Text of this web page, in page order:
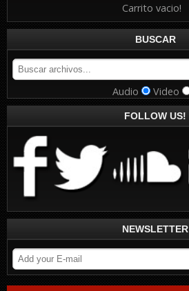
Carrito vacio!
BUSCAR
Audio Video
FOLLOW US!
NEWSLETTER